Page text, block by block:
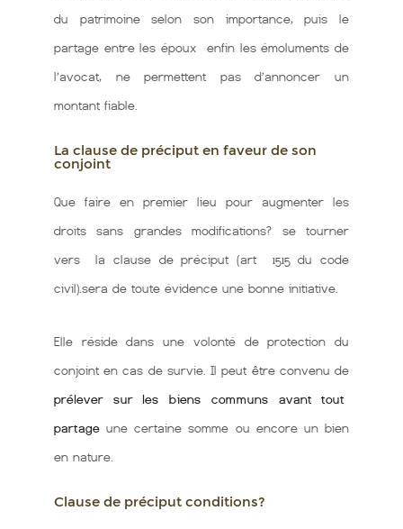
du patrimoine selon son importance, puis le
partage entre les époux enfin les émoluments de
l’avocat, ne permettent pas d’annoncer un
montant fiable.
La clause de préciput en faveur de son
conjoint
Que faire en premier lieu pour augmenter les
droits sans grandes modifications? se tourner
vers la clause de préciput (art 1515 du code
civil).sera de toute évidence une bonne initiative.
Elle réside dans une volonté de protection du
conjoint en cas de survie. Il peut être convenu de
prélever sur les biens communs avant tout
partage une certaine somme ou encore un bien
en nature.
Clause de préciput conditions?